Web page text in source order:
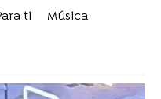
ti
Música